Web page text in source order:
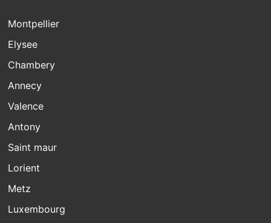
Montpellier
Elysee
Chambery
Annecy
Valence
Antony
Saint maur
Lorient
Metz
Luxembourg